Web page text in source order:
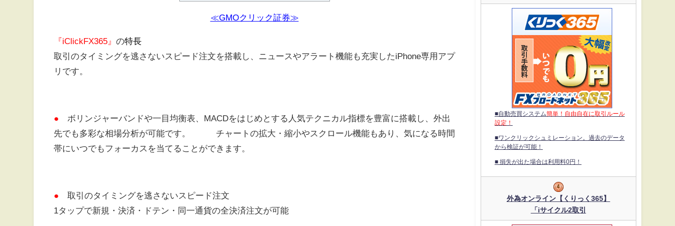
≪GMOクリック証券≫
『iClickFX365』の特長
取引のタイミングを逃さないスピード注文を搭載し、ニュースやアラート機能も充実したiPhone専用アプ
リです。
● ボリンジャーバンドや一目均衡表、MACDをはじめとする人気テクニカル指標を豊富に搭載し、外出
先でも多彩な相場分析が可能です。 チャートの拡大・縮小やスクロール機能もあり、気になる時間
帯にいつでもフォーカスを当てることができます。
● 取引のタイミングを逃さないスピード注文
1タップで新規・決済・ドテン・同一通貨の全決済注文が可能
■自動売買システム簡単！自由自在に取引ルール
設定！
■ワンクリックシュミレーション。過去のデータ
から検証が可能！
■ 損失が出た場合は利用料0円！
外為オンライン【くりっく365】
「iサイクル2取引